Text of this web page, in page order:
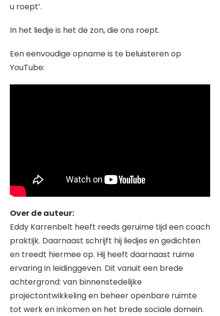
u roept’.
In het liedje is het de zon, die ons roept.
Een eenvoudige opname is te beluisteren op
YouTube:
Over de auteur:
Eddy Karrenbelt heeft reeds geruime tijd een coach
praktijk. Daarnaast schrijft hij liedjes en gedichten
en treedt hiermee op. Hij heeft daarnaast ruime
ervaring in leidinggeven. Dit vanuit een brede
achtergrond: van binnenstedelijke
projectontwikkeling en beheer openbare ruimte
tot werk en inkomen en het brede sociale domein.